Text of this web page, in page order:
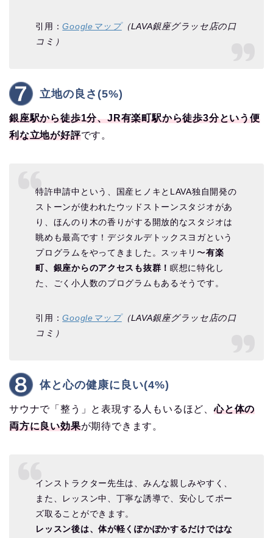
引用：Googleマップ（LAVA銀座グラッセ店の口
コミ）
立地の良さ(5%)
銀座駅から徒歩1分、JR有楽町駅から徒歩3分という便
利な立地が好評です。
特許申請中という、国産ヒノキとLAVA独自開発の
ストーンが使われたウッドストーンスタジオがあ
り、ほんのり木の香りがする開放的なスタジオは
眺めも最高です！デジタルデトックスヨガという
プログラムをやってきました。スッキリ〜有楽
町、銀座からのアクセスも抜群！ 瞑想に特化し
た、ごく小人数のプログラムもあるそうです。
引用：Googleマップ（LAVA銀座グラッセ店の口
コミ）
体と心の健康に良い(4%)
サウナで「整う」と表現する人もいるほど、心と体の
両方に良い効果が期待できます。
インストラクター先生は、みんな親しみやすく、
また、レッスン中、丁寧な誘導で、安心してポー
ズ取ることができます。
レッスン後は、体が軽くぽかぽかするだけではな